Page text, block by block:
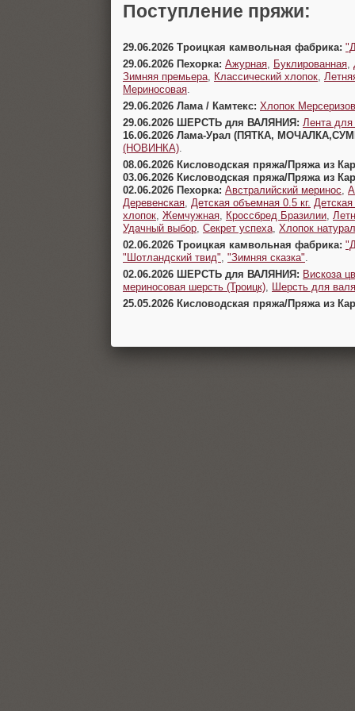
Поступление пряжи:
29.06.2026 Троицкая камвольная фабрика:
29.06.2026 Пехорка: Ажурная Буклированная
Зимняя премьера
Классический хлопок
Мериносовая
29.06.2026 Лама / Камтекс: Хлопок
29.06.2026 ШЕРСТЬ для ВАЛЯНИЯ: Лента для
16.06.2026 Лама-Урал (ПЯТКА,
(НОВИНКА)
08.06.2026 Кисловодская пряжа/Пряжа из
03.06.2026 Кисловодская пряжа/Пряжа из
02.06.2026 Пехорка: Австралийский меринос
Деревенская Детская объемная 0.5 кг.
хлопок Жемчужная Кроссбред Бразилии
Удачный выбор Секрет успеха Хлопок
02.06.2026 Троицкая камвольная фабрика:
"Шотландский твид" "Зимняя сказка"
02.06.2026 ШЕРСТЬ для ВАЛЯНИЯ: Вискоза
мериносовая шерсть (Троицк)
Шерсть для
25.05.2026 Кисловодская пряжа/Пряжа из